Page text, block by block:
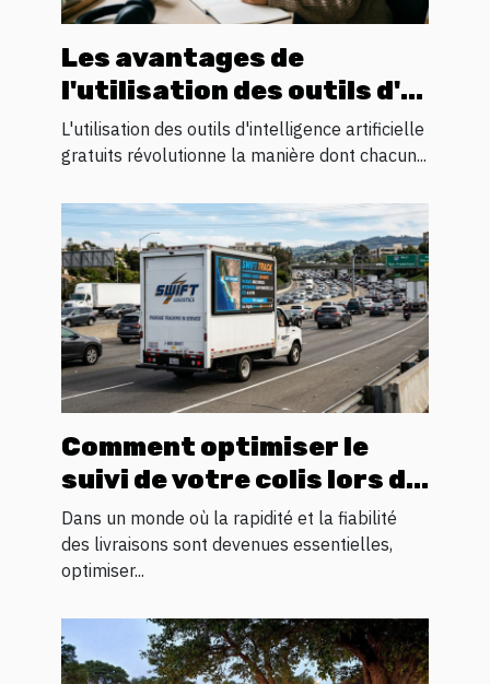
Les avantages de
l'utilisation des outils d'IA
gratuits pour l'innovation
personnelle
L'utilisation des outils d'intelligence artificielle
gratuits révolutionne la manière dont chacun...
Comment optimiser le
suivi de votre colis lors du
transit logistique ?
Dans un monde où la rapidité et la fiabilité
des livraisons sont devenues essentielles,
optimiser...